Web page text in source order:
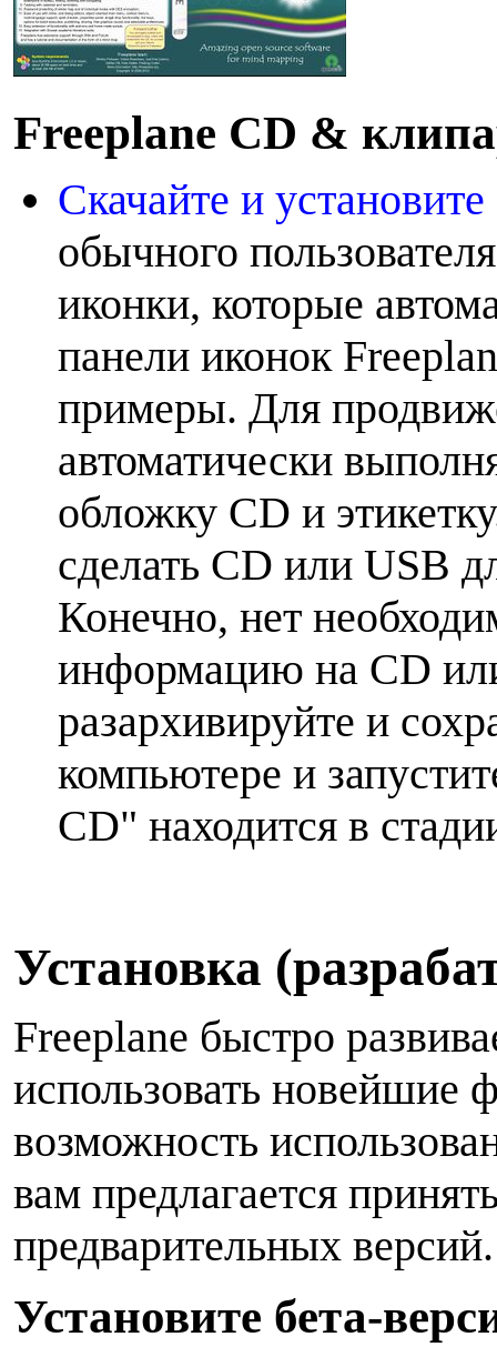
Freeplane CD &
Скачайте и
обычного
иконки, которые
панели иконок
примеры. Для
автоматически
обложку CD и
сделать CD или USB
Конечно, нет
информацию на CD
разархивируйте и
компьютере и
CD" находится в
Установка
Freeplane быстро
использовать новейшие
возможность
вам предлагается
предварительных версий.
Установите бета-